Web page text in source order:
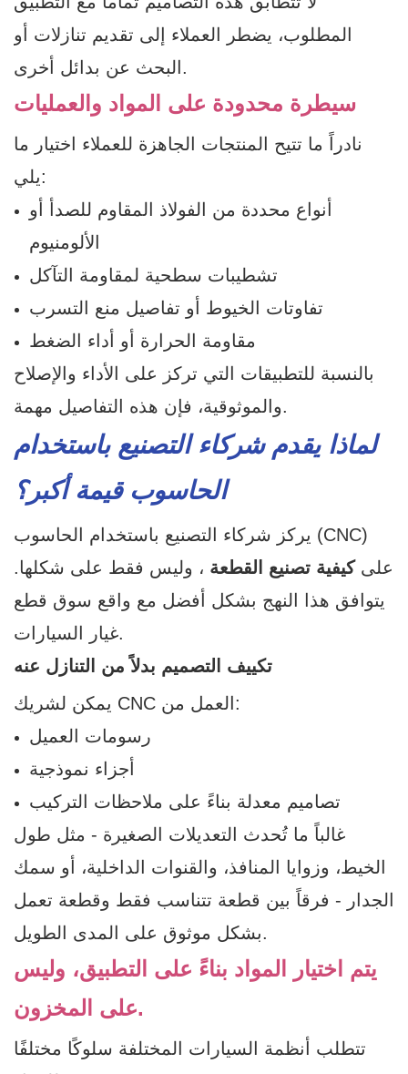
المطلوب، يضطر العملاء إلى تقديم تنازلات أو
البحث عن بدائل أخرى.
سيطرة محدودة على المواد والعمليات
نادراً ما تتيح المنتجات الجاهزة للعملاء اختيار ما
يلي:
أنواع محددة من الفولاذ المقاوم للصدأ أو
الألومنيوم
تشطيبات سطحية لمقاومة التآكل
تفاوتات الخيوط أو تفاصيل منع التسرب
مقاومة الحرارة أو أداء الضغط
بالنسبة للتطبيقات التي تركز على الأداء والإصلاح
والموثوقية، فإن هذه التفاصيل مهمة.
لماذا يقدم شركاء التصنيع باستخدام
الحاسوب قيمة أكبر؟
يركز شركاء التصنيع باستخدام الحاسوب (CNC)
علىكيفية تصنيع القطعة ، وليس فقط على شكلها.
يتوافق هذا النهج بشكل أفضل مع واقع سوق قطع
غيار السيارات.
تكييف التصميم بدلاً من التنازل عنه
يمكن لشريك CNC العمل من:
رسومات العميل
أجزاء نموذجية
تصاميم معدلة بناءً على ملاحظات التركيب
غالباً ما تُحدث التعديلات الصغيرة - مثل طول
الخيط، وزوايا المنافذ، والقنوات الداخلية، أو سمك
الجدار - فرقاً بين قطعة تتناسب فقط وقطعة تعمل
بشكل موثوق على المدى الطويل.
يتم اختيار المواد بناءً على التطبيق، وليس
على المخزون.
تتطلب أنظمة السيارات المختلفة سلوكًا مختلفًا